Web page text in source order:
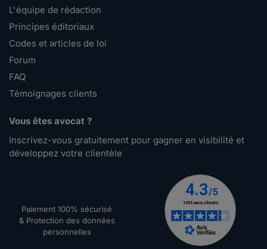
L'équipe de rédaction
Principes éditoriaux
Codes et articles de loi
Forum
FAQ
Témoignages clients
Vous êtes avocat ?
Inscrivez-vous gratuitement pour gagner en visibilité et
développez votre clientèle
Paiement 100% sécurisé
& Protection des données
personnelles